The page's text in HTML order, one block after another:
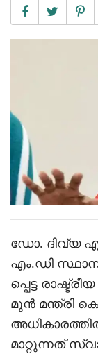
ഡോ. ദിവ്യ
എം.ഡി
പ്പെട്ട
മുൻ മന്ത്രി
മാറ്റുന്നത്